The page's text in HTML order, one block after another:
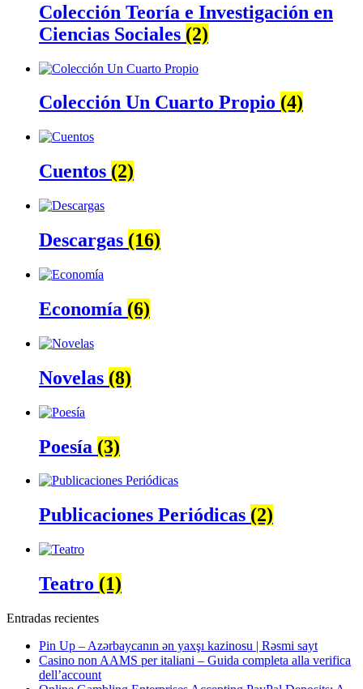
Colección Teoría e Investigación en
Ciencias Sociales (2)
Colección Un Cuarto Propio (4)
Cuentos (2)
Descargas (16)
Economía (6)
Novelas (8)
Poesía (3)
Publicaciones Periódicas (2)
Teatro (1)
Entradas recientes
Pin Up – Azərbaycanın ən yaxşı kazinosu | Rəsmi sayt
Casino non AAMS per italiani – Guida completa alla verifica
dell’account